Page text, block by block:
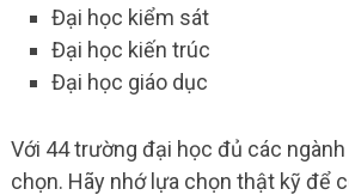
Đại học kiểm sát
Đại học kiến trúc
Đại học giáo dục
Với 44 trường đại học đủ các
chọn. Hãy nhớ lựa chọn thật kỹ để